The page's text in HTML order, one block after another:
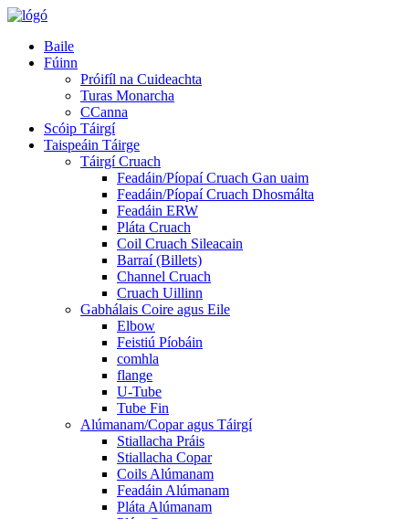
Baile
Fúinn
Próifíl na Cuideachta
Turas Monarcha
CCanna
Scóip Táirgí
Taispeáin Táirge
Táirgí Cruach
Feadáin/Píopaí Cruach Gan uaim
Feadáin/Píopaí Cruach Dhosmálta
Feadáin ERW
Pláta Cruach
Coil Cruach Sileacain
Barraí (Billets)
Channel Cruach
Cruach Uillinn
Gabhálais Coire agus Eile
Elbow
Feistiú Píobáin
comhla
flange
U-Tube
Tube Fin
Alúmanam/Copar agus Táirgí
Stiallacha Práis
Stiallacha Copar
Coils Alúmanam
Feadáin Alúmanam
Pláta Alúmanam